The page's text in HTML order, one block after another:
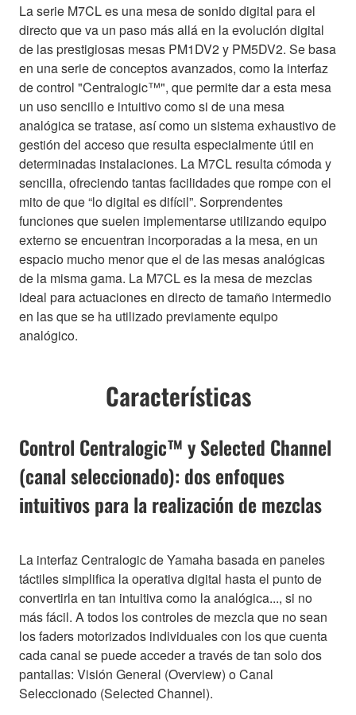
La serie M7CL es una mesa de sonido digital para el
directo que va un paso más allá en la evolución digital
de las prestigiosas mesas PM1DV2 y PM5DV2. Se basa
en una serie de conceptos avanzados, como la interfaz
de control "Centralogic™", que permite dar a esta mesa
un uso sencillo e intuitivo como si de una mesa
analógica se tratase, así como un sistema exhaustivo de
gestión del acceso que resulta especialmente útil en
determinadas instalaciones. La M7CL resulta cómoda y
sencilla, ofreciendo tantas facilidades que rompe con el
mito de que “lo digital es difícil”. Sorprendentes
funciones que suelen implementarse utilizando equipo
externo se encuentran incorporadas a la mesa, en un
espacio mucho menor que el de las mesas analógicas
de la misma gama. La M7CL es la mesa de mezclas
ideal para actuaciones en directo de tamaño intermedio
en las que se ha utilizado previamente equipo
analógico.
Características
Control Centralogic™ y Selected Channel
(canal seleccionado): dos enfoques
intuitivos para la realización de mezclas
La interfaz Centralogic de Yamaha basada en paneles
táctiles simplifica la operativa digital hasta el punto de
convertirla en tan intuitiva como la analógica..., si no
más fácil. A todos los controles de mezcla que no sean
los faders motorizados individuales con los que cuenta
cada canal se puede acceder a través de tan solo dos
pantallas: Visión General (Overview) o Canal
Seleccionado (Selected Channel).